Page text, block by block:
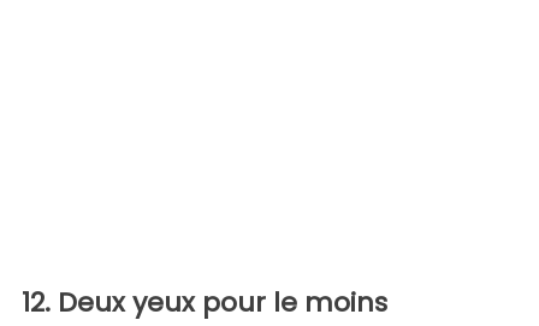
12. Deux yeux pour le moins